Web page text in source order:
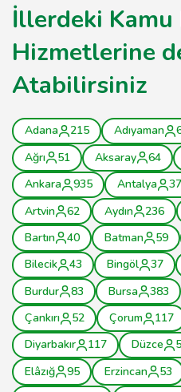
İllerdeki Kamu
Hizmetlerine
Atabilirsiniz
Adana 215 Adıyaman
Ağrı
51 Aksaray 64
Ankara
935 Antalya
Artvin
62 Aydın 236
Bartın
40 Batman 59
Bilecik
43 Bingöl 37
Burdur
83 Bursa 383
Çankırı
52 Çorum 117
Diyarbakır
117 Düzce
Elâzığ
95 Erzincan 53